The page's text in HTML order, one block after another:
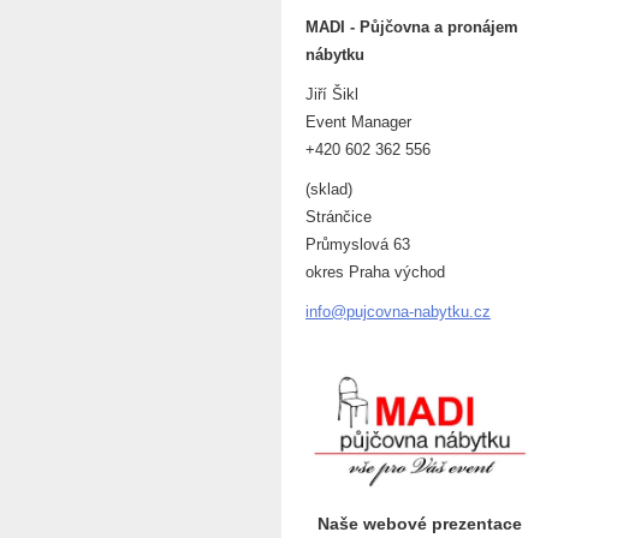
MADI - Půjčovna a pronájem
nábytku
Jiří Šikl
Event Manager
+420 602 362 556
(sklad)
Stránčice
Průmyslová 63
okres Praha východ
info@pujcovna-nabytku.cz
Naše webové prezentace